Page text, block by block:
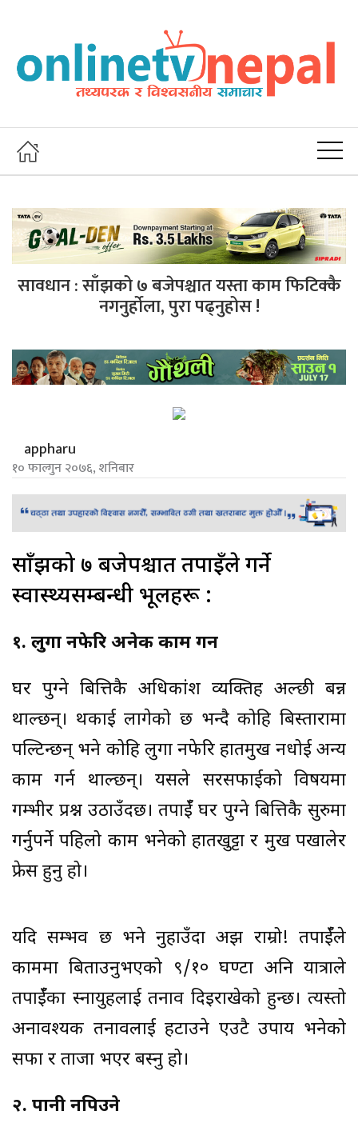
सावधान : साँझको ७ बजेपश्चात यस्ता काम फिटिक्कै
नगनुर्हाेला, पुरा पढ्नुहोस !
appharu
१० फाल्गुन २०७६, शनिबार
साँझको ७ बजेपश्चात तपाईँले गर्ने
स्वास्थ्यसम्बन्धी भूलहरू :
१. लुगा नफेरि अनेक काम गर्ने
घर पुग्ने बित्तिकै अधिकांश व्यक्तिहरू अल्छी बन्न
थाल्छन्। थकाई लागेको छ भन्दै कोहि बिस्तारामा
पल्टिन्छन् भने कोहि लुगा नफेरि हातमुख नधोई अन्य
काम गर्न थाल्छन्। यसले सरसफाईको विषयमा
गम्भीर प्रश्न उठाउँदछ। तपाईँ घर पुग्ने बित्तिकै सुरुमा
गर्नुपर्ने पहिलो काम भनेको हातखुट्टा र मुख पखालेर
फ्रेस हुनु हो।
यदि सम्भव छ भने नुहाउँदा अझ राम्रो! तपाईँले
काममा बिताउनुभएको ९/१० घण्टा अनि यात्राले
तपाईँका स्नायुहरूलाई तनाव दिइराखेको हुन्छ। त्यस्तो
अनावश्यक तनावलाई हटाउने एउटै उपाय भनेको
सफा र ताजा भएर बस्नु हो।
२. पानी नपिउने